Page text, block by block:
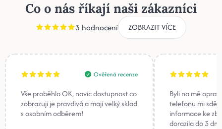
Co o nás říkají naši zákazníci
3 hodnocení ZOBRAZIT VÍCE
Ověřená recenze
Vše proběhlo OK, navíc dostupnost co
zobrazují je pravdivá a mají velký sklad
s osobním odběrem!
Byli na mě
telefonu mi
informace ke
dorazila do 3